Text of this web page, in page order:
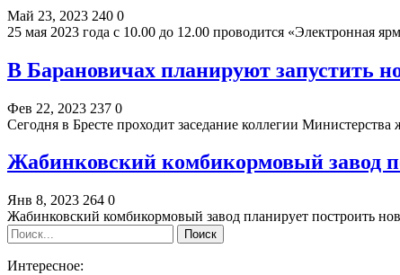
Май 23, 2023 240 0
25 мая 2023 года с 10.00 до 12.00 проводится «Электронная
В Барановичах планируют запустить
Фев 22, 2023 237 0
Сегодня в Бресте проходит заседание коллегии
Жабинковский комбикормовый завод
Янв 8, 2023 264 0
Жабинковский комбикормовый завод планирует построить
Интересное: